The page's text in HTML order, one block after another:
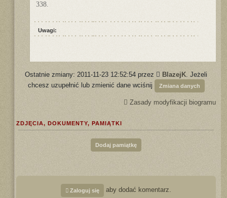
338.
Uwagi:
Ostatnie zmiany: 2011-11-23 12:52:54 przez BlazejK. Jeżeli
chcesz uzupełnić lub zmienić dane wciśnij
Zmiana danych
Zasady modyfikacji biogramu
ZDJĘCIA, DOKUMENTY, PAMIĄTKI
Dodaj pamiątkę
Zaloguj się aby dodać komentarz.